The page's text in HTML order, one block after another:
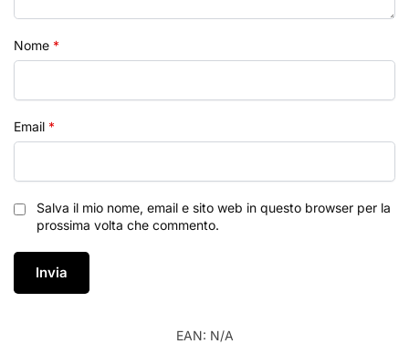
Nome *
Email *
Salva il mio nome, email e sito web in questo browser per la
prossima volta che commento.
EAN: N/A